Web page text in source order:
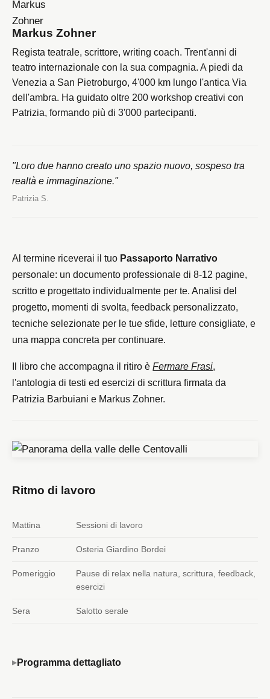
Markus Zohner
Regista teatrale, scrittore, writing coach. Trent'anni di
teatro internazionale con la sua compagnia. A piedi da
Venezia a San Pietroburgo, 4'000 km lungo l'antica Via
dell'ambra. Ha guidato oltre 200 workshop creativi con
Patrizia, formando più di 3'000 partecipanti.
"Loro due hanno creato uno spazio nuovo, sospeso tra
realtà e immaginazione."
Patrizia S.
Al termine riceverai il tuo Passaporto Narrativo
personale: un documento professionale di 8-12 pagine,
scritto e progettato individualmente per te. Analisi del
progetto, momenti di svolta, feedback personalizzato,
tecniche selezionate per le tue sfide, letture consigliate, e
una mappa concreta per continuare.
Il libro che accompagna il ritiro èFermare Frasi,
l'antologia di testi ed esercizi di scrittura firmata da
Patrizia Barbuiani e Markus Zohner.
Ritmo di lavoro
Mattina Sessioni di lavoro
Pranzo Osteria Giardino Bordei
Pomeriggio
Pause di relax nella natura, scrittura, feedback,
esercizi
Sera Salotto serale
Programma dettagliato